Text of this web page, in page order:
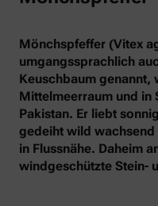
Mönchspfeffer (Vitex
umgangssprachlich
Keuschbaum genannt,
Mittelmeerraum und in
Pakistan. Er liebt
gedeiht wild wachsend
in Flussnähe. Daheim
windgeschützte Stein-